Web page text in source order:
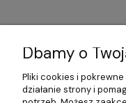
Dbamy o
Pliki cookies i
działanie strony i